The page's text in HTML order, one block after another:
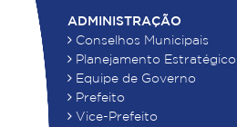
ADMINISTRAÇÃO
Conselhos Municipais
Planejamento Estratégico
Equipe de Governo
Prefeito
Vice-Prefeito